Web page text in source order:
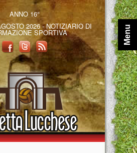
ANNO 16°
2026 - NOTIZIARIO DI
SPORTIVA Menu